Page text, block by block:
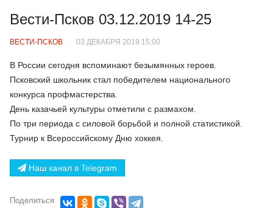
Вести-Псков 03.12.2019 14-25
ВЕСТИ-ПСКОВ 03 ДЕКАБРЯ 2019 15:00
В России сегодня вспоминают безымянных героев.
Псковский школьник стал победителем национального
конкурса профмастерства.
День казачьей культуры отметили с размахом.
По три периода с силовой борьбой и полной статистикой.
Турнир к Всероссийскому Дню хоккея.
Наш канал в Telegram
Поделиться